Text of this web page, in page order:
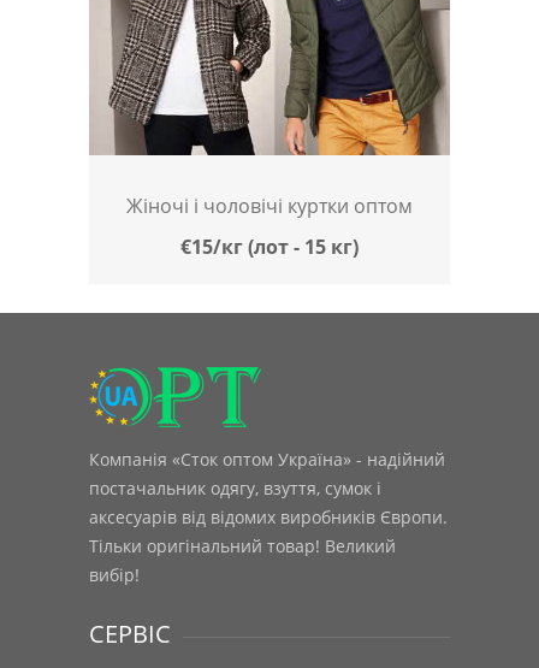
Жіночі і чоловічі куртки оптом
€15/кг (лот - 15 кг)
Компанія «Сток оптом Україна» - надійний
постачальник одягу, взуття, сумок і
аксесуарів від відомих виробників Європи.
Тільки оригінальний товар! Великий
вибір!
СЕРВІС